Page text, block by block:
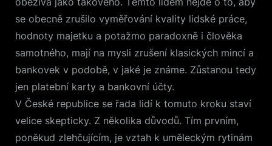
se obecně zrušilo vyměřování kvality lidské práce,
hodnoty majetku a potažmo paradoxně i člověka
samotného, mají na mysli zrušení klasických mincí a
bankovek v podobě, v jaké je známe. Zůstanou tedy
jen platební karty a bankovní účty.
V České republice se řada lidí k tomuto kroku staví
velice skepticky. Z několika důvodů. Tím prvním,
poněkud zlehčujícím, je vztah k uměleckým rytinám